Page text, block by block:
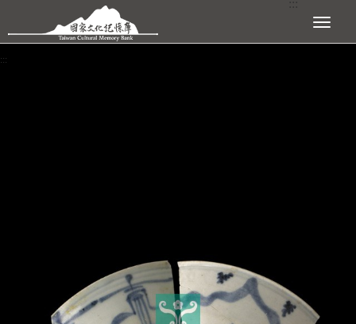
跳到主要內容區塊 展開選單
:::